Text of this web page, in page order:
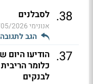
38
. לסבלנים
אנונימי2026 19:49
הגב
37
. הודיעו
כלומר
לבנקים